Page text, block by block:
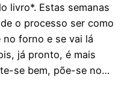
livro*. Estas semanas
o processo ser como
forno e se vai lá
já pronto, é mais
se bem, põe-se no…